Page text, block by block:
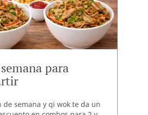
para
de semana y qi wok te da un